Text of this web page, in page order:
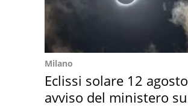
Milano
Eclissi solare 12
avviso del ministero su